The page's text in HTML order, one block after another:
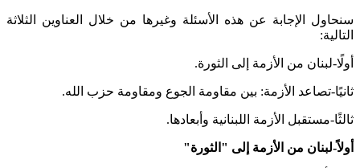
سنحاول الإجابة عن هذه الأسئلة وغيرها من خلال العناوين الثلاثة
التالية:
أولًا-لبنان من الأزمة إلى الثورة.
ثانيًا-تصاعد الأزمة: بين مقاومة الجوع ومقاومة حزب الله.
ثالثًا-مستقبل الأزمة اللبنانية وأبعادها.
أولاً-لبنان من الأزمة إلى "الثورة"